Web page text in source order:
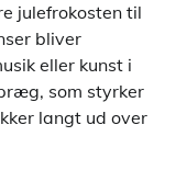
julefrokosten til
bliver
eller kunst i
som styrker
langt ud over